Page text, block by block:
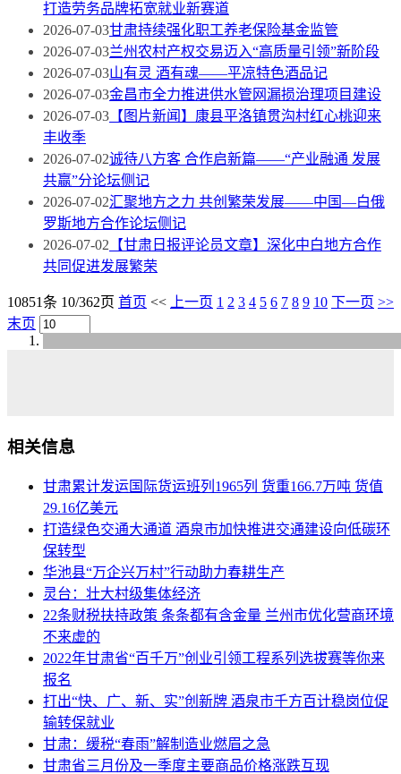
打造劳务品牌拓宽就业新赛道
2026-07-03甘肃持续强化职工养老保险基金监管
2026-07-03兰州农村产权交易迈入“高质量引领”新阶段
2026-07-03山有灵 酒有魂——平凉特色酒品记
2026-07-03金昌市全力推进供水管网漏损治理项目建设
2026-07-03 【图片新闻】康县平洛镇贯沟村红心桃迎来
丰收季
2026-07-02诚待八方客 合作启新篇——“产业融通 发展
共赢”分论坛侧记
2026-07-02汇聚地方之力 共创繁荣发展——中国—白俄
罗斯地方合作论坛侧记
2026-07-02 【甘肃日报评论员文章】深化中白地方合作
共同促进发展繁荣
10851条 10/362页 首页 << 上一页 1 2 3 4 5 6 7 8 9 10 下一页 >>
末页
相关信息
甘肃累计发运国际货运班列1965列 货重166.7万吨 货值
29.16亿美元
打造绿色交通大通道 酒泉市加快推进交通建设向低碳环
保转型
华池县“万企兴万村”行动助力春耕生产
灵台：壮大村级集体经济
22条财税扶持政策 条条都有含金量 兰州市优化营商环境
不来虚的
2022年甘肃省“百千万”创业引领工程系列选拔赛等你来
报名
打出“快、广、新、实”创新牌 酒泉市千方百计稳岗位促
输转保就业
甘肃：缓税“春雨”解制造业燃眉之急
甘肃省三月份及一季度主要商品价格涨跌互现